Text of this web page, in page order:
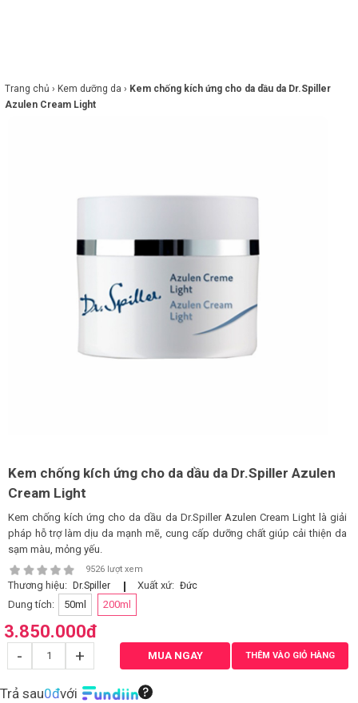
FEATURED BRAND
Trang chủ › Kem dưỡng da › Kem chống kích ứng cho da dầu da Dr.Spiller
Azulen Cream Light
Kem chống kích ứng cho da dầu da Dr.Spiller Azulen
Cream Light
Kem chống kích ứng cho da dầu da Dr.Spiller Azulen Cream Light là giải
pháp hỗ trợ làm dịu da mạnh mẽ, cung cấp dưỡng chất giúp cải thiện da
sạm màu, mỏng yếu.
9526 lượt xem
Thương hiệu: Dr.Spiller Xuất xứ: Đức
Dung tích: 50ml 200ml
3.850.000đ
- + MUA NGAY THÊM VÀO GIỎ HÀNG
Trả sau0đvới